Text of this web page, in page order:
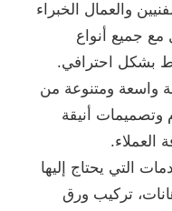
والعمال الخبراء
مع جميع أنواع
بشكل احترافي.
واسعة ومتنوعة من
وتصميمات أنيقة
العملاء.
التي يحتاج إليها
تركيب ورق